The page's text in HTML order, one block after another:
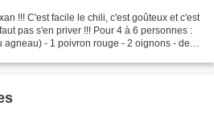
!!! C'est facile le chili, c'est goûteux et c'est
pas s'en priver !!! Pour 4 à 6 personnes :
- 1 poivron rouge - 2 oignons - de la